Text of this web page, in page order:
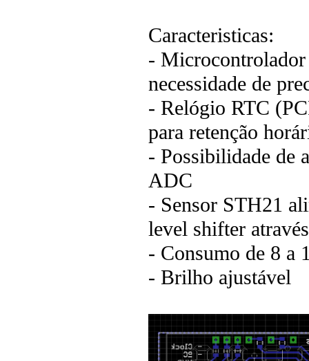
Caracteristicas:
-
necessidade de
- Relógio RTC
para retenção
- Possibilidade de
ADC
- Sensor STH21
level shifter
- Consumo de 8 a
- Brilho ajustável